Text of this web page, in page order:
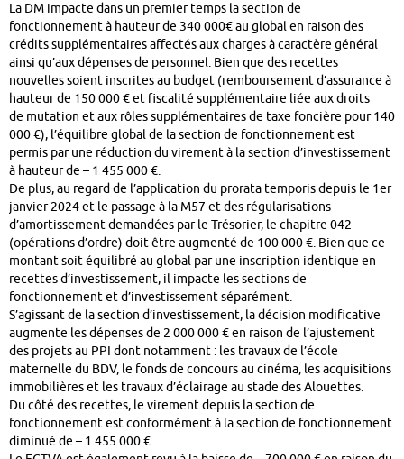
La DM impacte dans un premier temps la section de
fonctionnement à hauteur de 340 000€ au global en raison des
crédits supplémentaires affectés aux charges à caractère général
ainsi qu’aux dépenses de personnel. Bien que des recettes
nouvelles soient inscrites au budget (remboursement d’assurance à
hauteur de 150 000 € et fiscalité supplémentaire liée aux droits
de mutation et aux rôles supplémentaires de taxe foncière pour 140
000 €), l’équilibre global de la section de fonctionnement est
permis par une réduction du virement à la section d’investissement
à hauteur de – 1 455 000 €.
De plus, au regard de l’application du prorata temporis depuis le 1er
janvier 2024 et le passage à la M57 et des régularisations
d’amortissement demandées par le Trésorier, le chapitre 042
(opérations d’ordre) doit être augmenté de 100 000 €. Bien que ce
montant soit équilibré au global par une inscription identique en
recettes d’investissement, il impacte les sections de
fonctionnement et d’investissement séparément.
S’agissant de la section d’investissement, la décision modificative
augmente les dépenses de 2 000 000 € en raison de l’ajustement
des projets au PPI dont notamment : les travaux de l’école
maternelle du BDV, le fonds de concours au cinéma, les acquisitions
immobilières et les travaux d’éclairage au stade des Alouettes.
Du côté des recettes, le virement depuis la section de
fonctionnement est conformément à la section de fonctionnement
diminué de – 1 455 000 €.